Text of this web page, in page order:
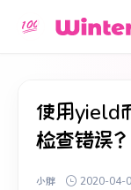
使用yield
检查错误？
小胖 2020-04-